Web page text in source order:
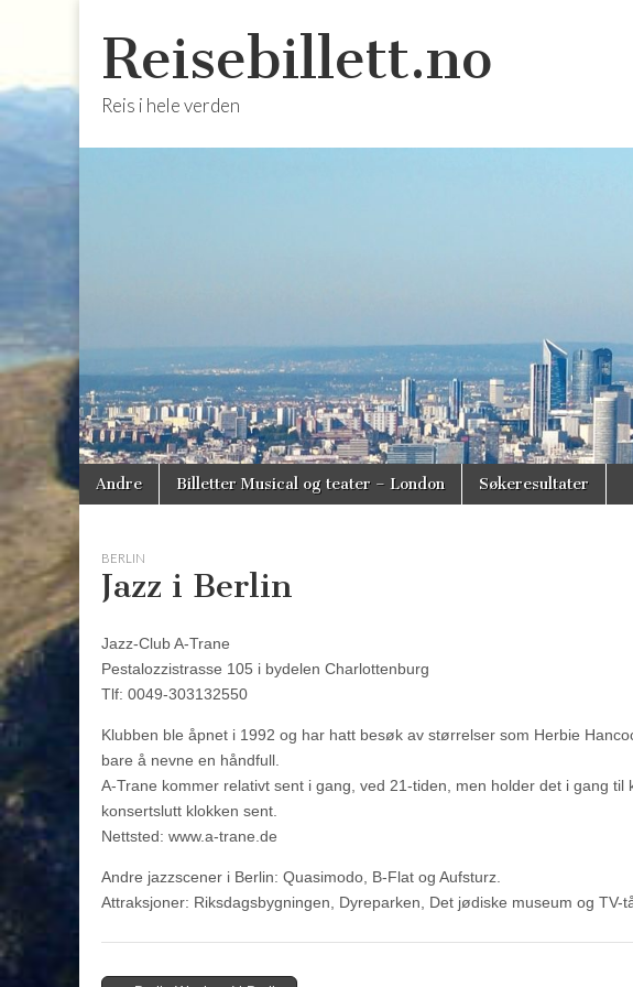
Reisebillett.no
Reis i hele verden
Main
menu
Skip
to
content
Andre Billetter Musical og teater – London Søkeresultater
BERLIN
Jazz i Berlin
Jazz-Club A-Trane
Pestalozzistrasse 105 i bydelen Charlottenburg
Tlf: 0049-303132550
Klubben ble åpnet i 1992 og har hatt besøk av størrelser som Herbie
bare å nevne en håndfull.
A-Trane kommer relativt sent i gang, ved 21-tiden, men holder det i gang
konsertslutt klokken sent.
Nettsted: www.a-trane.de
Andre jazzscener i Berlin: Quasimodo, B-Flat og Aufsturz.
Attraksjoner: Riksdagsbygningen, Dyreparken, Det jødiske museum og TV-